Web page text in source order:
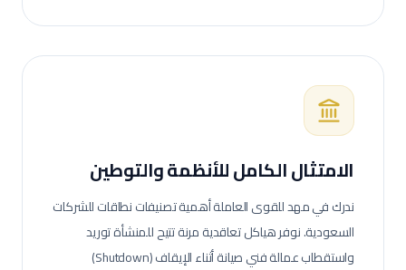
الامتثال الكامل للأنظمة والتوطين
ندرك في مهد للقوى العاملة أهمية تصنيفات نطاقات للشركات
السعودية. نوفر هياكل تعاقدية مرنة تتيح للمنشأة توريد
واستقطاب عمالةفني صيانة أثناء الإيقاف (Shutdown)